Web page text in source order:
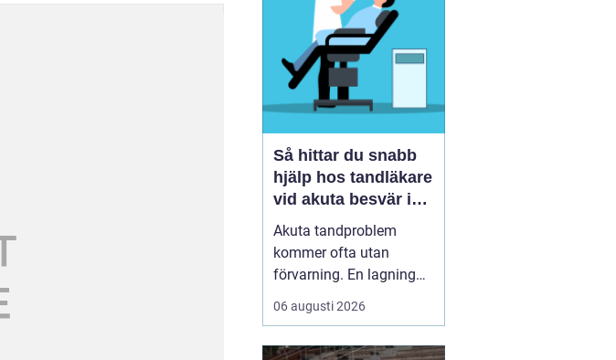
Så hittar du snabb
hjälp hos tandläkare
vid akuta besvär i
malmö
Akuta tandproblem
kommer ofta utan
förvarning. En lagning
lossnar under lunchen,
en tand går av under en
06 augusti 2026